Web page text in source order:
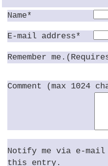
Name*
E-mail address*
Remember
Comment (max 1024
Notify me via e-mail
this entry.